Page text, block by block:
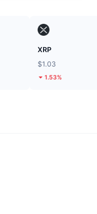
XRP
$1.03
1.53%